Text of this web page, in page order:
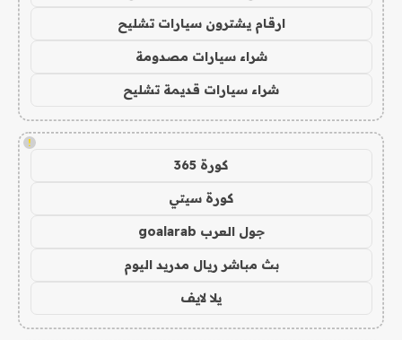
ارقام يشترون سيارات تشليح
شراء سيارات مصدومة
شراء سيارات قديمة تشليح
!
كورة 365
كورة سيتي
جول العرب goalarab
بث مباشر ريال مدريد اليوم
يلا لايف